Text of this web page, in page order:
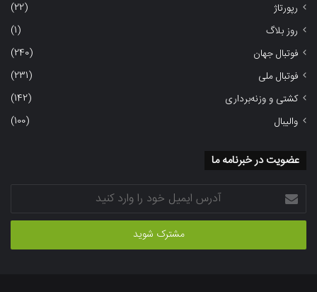
رپورتاژ
(22)
روز بلاگ
(1)
فوتبال جهان
(240)
فوتبال ملی
(231)
کشتی و وزنه‌برداری
(142)
والیبال
(100)
عضویت در خبرنامه ما
آدرس
ایمیل
خود
وارد